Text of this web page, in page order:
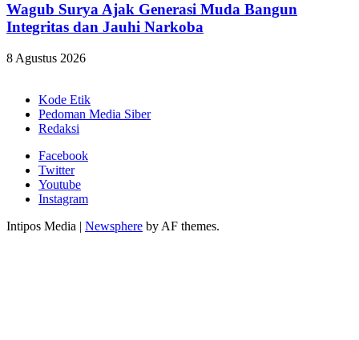
Wagub Surya Ajak Generasi Muda Bangun
Integritas dan Jauhi Narkoba
8 Agustus 2026
Kode Etik
Pedoman Media Siber
Redaksi
Facebook
Twitter
Youtube
Instagram
Intipos Media | Newsphere by AF themes.